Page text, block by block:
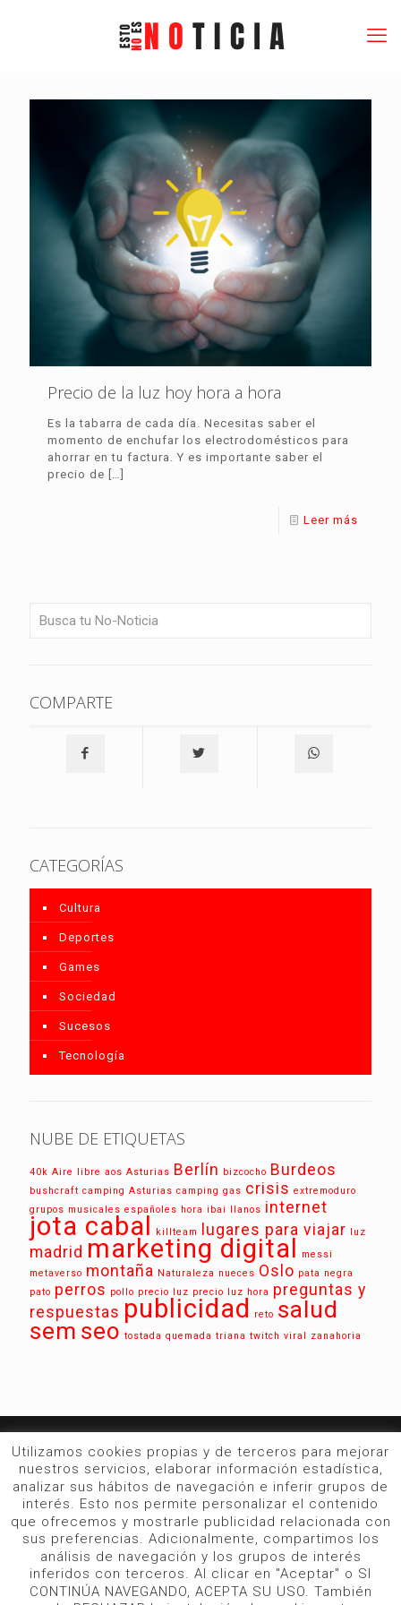
Precio de la luz hoy hora a hora
Es la tabarra de cada día. Necesitas saber el
momento de enchufar los electrodomésticos para
ahorrar en tu factura. Y es importante saber el
precio de […]
Leer más
COMPARTE
CATEGORÍAS
Cultura
Deportes
Games
Sociedad
Sucesos
Tecnología
NUBE DE ETIQUETAS
40k Aire libre aos Asturias Berlín bizcocho Burdeos
bushcraft camping Asturias camping gas crisis extremoduro
grupos musicales españoles hora ibai llanos internet
jota cabal killteam lugares para viajar luz
madrid marketing digital
messi
metaverso montaña Naturaleza nueces Oslo pata negra
pato perros pollo precio luz precio luz hora preguntas y
respuestas publicidad reto salud
sem seo tostada quemada triana twitch viral zanahoria
La web de lasNo-Noticiaspara conocer
cosas no tan relevantes
estonoesnoticia.com | 2021 |Aviso Legal y Cookies
Utilizamos cookies propias y de terceros para mejorar
nuestros servicios, elaborar información estadística,
analizar sus hábitos de navegación e inferir grupos de
interés. Esto nos permite personalizar el contenido
que ofrecemos y mostrarle publicidad relacionada con
sus preferencias. Adicionalmente, compartimos los
análisis de navegación y los grupos de interés
inferidos con terceros. Al clicar en "Aceptar" o SI
CONTINÚA NAVEGANDO, ACEPTA SU USO. También